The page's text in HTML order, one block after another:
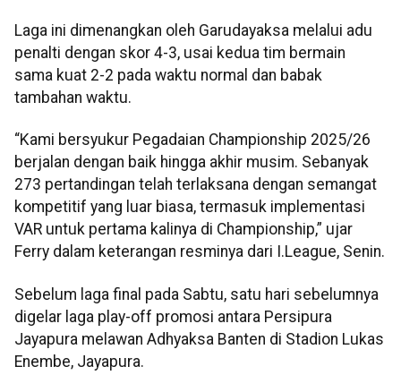
Laga ini dimenangkan oleh Garudayaksa melalui adu
penalti dengan skor 4-3, usai kedua tim bermain
sama kuat 2-2 pada waktu normal dan babak
tambahan waktu.
“Kami bersyukur Pegadaian Championship 2025/26
berjalan dengan baik hingga akhir musim. Sebanyak
273 pertandingan telah terlaksana dengan semangat
kompetitif yang luar biasa, termasuk implementasi
VAR untuk pertama kalinya di Championship,” ujar
Ferry dalam keterangan resminya dari I.League, Senin.
Sebelum laga final pada Sabtu, satu hari sebelumnya
digelar laga play-off promosi antara Persipura
Jayapura melawan Adhyaksa Banten di Stadion Lukas
Enembe, Jayapura.